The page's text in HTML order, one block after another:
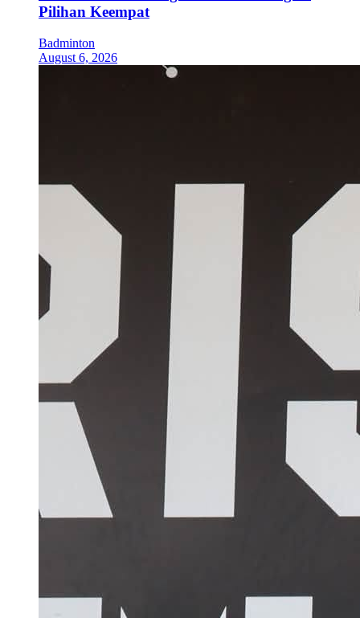
Pilihan Keempat
Badminton
August 6, 2026